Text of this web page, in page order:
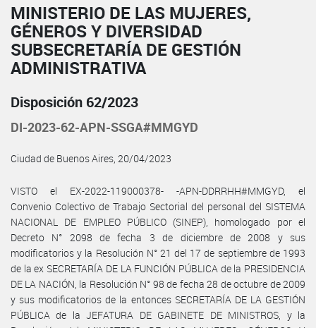
MINISTERIO DE LAS MUJERES,
GÉNEROS Y DIVERSIDAD
SUBSECRETARÍA DE GESTIÓN
ADMINISTRATIVA
Disposición 62/2023
DI-2023-62-APN-SSGA#MMGYD
Ciudad de Buenos Aires, 20/04/2023
VISTO el EX-2022-119000378- -APN-DDRRHH#MMGYD, el
Convenio Colectivo de Trabajo Sectorial del personal del SISTEMA
NACIONAL DE EMPLEO PÚBLICO (SINEP), homologado por el
Decreto N° 2098 de fecha 3 de diciembre de 2008 y sus
modificatorios y la Resolución N° 21 del 17 de septiembre de 1993
de la ex SECRETARÍA DE LA FUNCIÓN PÚBLICA de la PRESIDENCIA
DE LA NACIÓN, la Resolución N° 98 de fecha 28 de octubre de 2009
y sus modificatorios de la entonces SECRETARÍA DE LA GESTIÓN
PÚBLICA de la JEFATURA DE GABINETE DE MINISTROS, y la